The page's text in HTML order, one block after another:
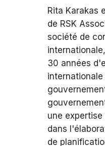
Rita Karakas
de RSK
société de
30 années
une
dans
de